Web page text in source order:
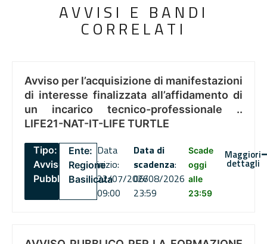
AVVISI E BANDI
CORRELATI
Avviso per l’acquisizione di manifestazioni
di interesse finalizzata all’affidamento di
un incarico tecnico-professionale ..
LIFE21-NAT-IT-LIFE TURTLE
Tipo:
Avviso
Pubblico
Ente:
Regione
Basilicata
Data
inizio:
22/07/2026
09:00
Data di
scadenza:
06/08/2026
23:59
Scade
oggi
alle
23:59
Maggiori
dettagli